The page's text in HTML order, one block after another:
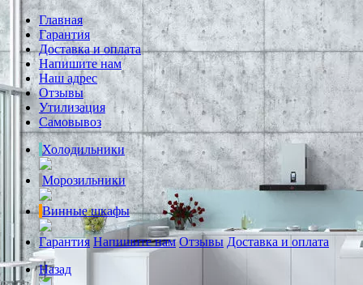
Главная
Гарантия
Доставка и оплата
Напишите нам
Наш адрес
Отзывы
Утилизация
Самовывоз
Холодильники
Морозильники
Винные шкафы
Гарантия Напишите нам Отзывы Доставка и оплата
Назад